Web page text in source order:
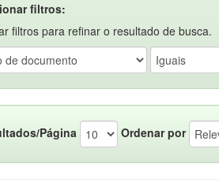
filtros:
filtros para refinar o resultado de busca.
Página Ordenar por